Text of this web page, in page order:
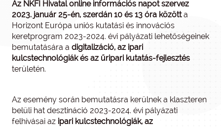
Az NKFI Hivatal online információs napot szervez
2023. január 25-én, szerdán 10 és 13 óra közötta
Horizont Európa uniós kutatási és innovációs
keretprogram 2023-2024. évi pályázati lehetőségeinek
bemutatására a digitalizáció, az ipari
kulcstechnológiák és az űripari kutatás-fejlesztés
területén.
Az esemény során bemutatásra kerülnek a klaszteren
belüli hat desztináció 2023-2024. évi pályázati
felhívásai az ipari kulcstechnológiák, az